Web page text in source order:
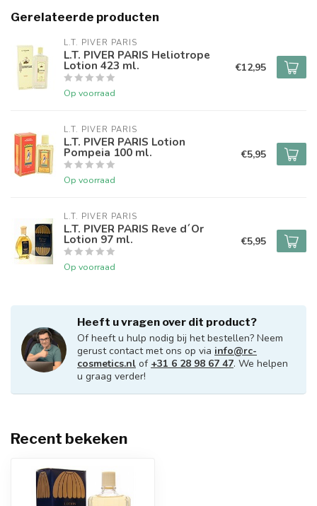
Gerelateerde producten
L.T. PIVER PARIS
L.T. PIVER PARIS Heliotrope
Lotion 423 ml.
Op voorraad
€12,95
L.T. PIVER PARIS
L.T. PIVER PARIS Lotion
Pompeia 100 ml.
Op voorraad
€5,95
L.T. PIVER PARIS
L.T. PIVER PARIS Reve d´Or
Lotion 97 ml.
Op voorraad
€5,95
Heeft u vragen over dit product?
Of heeft u hulp nodig bij het bestellen? Neem
gerust contact met ons op via info@rc-
cosmetics.nl of +31 6 28 98 67 47. We helpen
u graag verder!
Recent bekeken